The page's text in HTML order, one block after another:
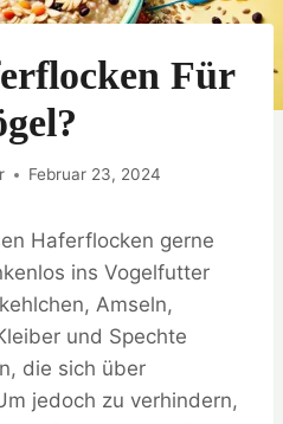
Für
Februar 23, 2024
Haferflocken gerne
ins Vogelfutter
Amseln,
und Spechte
die sich über
jedoch zu verhindern,